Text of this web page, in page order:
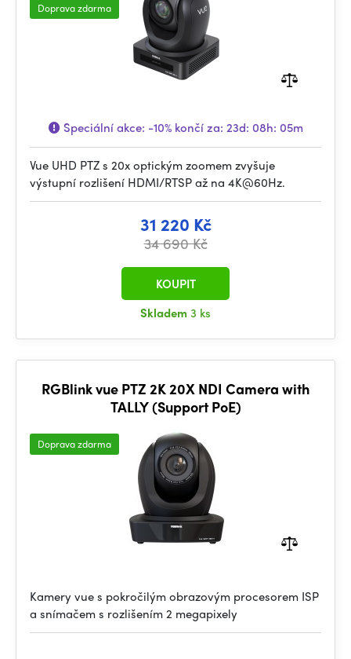
Doprava zdarma
Speciální akce: -10%končí za: 23d: 08h: 05m
Vue UHD PTZ s 20x optickým zoomem zvyšuje
výstupní rozlišení HDMI/RTSP až na 4K@60Hz.
31 220 Kč
34 690 Kč
Skladem3 ks
KOUPIT
RGBlink vue PTZ 2K 20X NDI Camera with
TALLY (Support PoE)
Doprava zdarma
Kamery vue s pokročilým obrazovým procesorem ISP
a snímačem s rozlišením 2 megapixely